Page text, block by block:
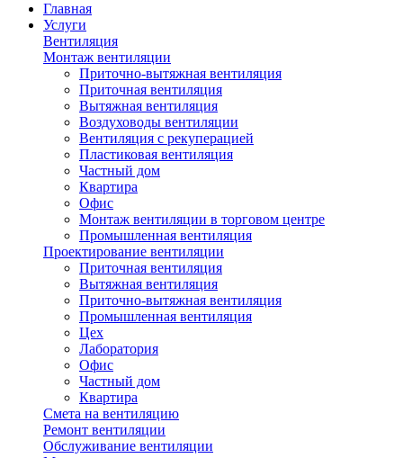
Главная
Услуги
Вентиляция
Монтаж вентиляции
Приточно-вытяжная вентиляция
Приточная вентиляция
Вытяжная вентиляция
Воздуховоды вентиляции
Вентиляция с рекуперацией
Пластиковая вентиляция
Частный дом
Квартира
Офис
Монтаж вентиляции в торговом центре
Промышленная вентиляция
Проектирование вентиляции
Приточная вентиляция
Вытяжная вентиляция
Приточно-вытяжная вентиляция
Промышленная вентиляция
Цех
Лаборатория
Офис
Частный дом
Квартира
Смета на вентиляцию
Ремонт вентиляции
Обслуживание вентиляции